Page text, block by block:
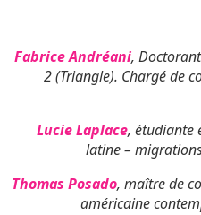
Fabrice Andréani,
2 (Triangle). Chargé de
Lucie Laplace, étudiante
latine –
Thomas Posado, maître de
américaine